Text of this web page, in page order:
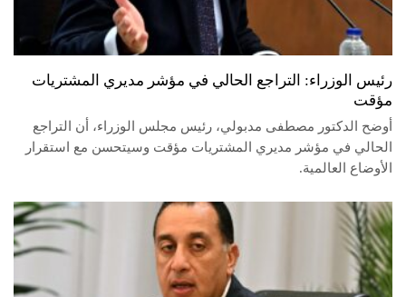
رئيس الوزراء: التراجع الحالي في مؤشر مديري المشتريات
مؤقت
أوضح الدكتور مصطفى مدبولي، رئيس مجلس الوزراء، أن التراجع
الحالي في مؤشر مديري المشتريات مؤقت وسيتحسن مع استقرار
الأوضاع العالمية.